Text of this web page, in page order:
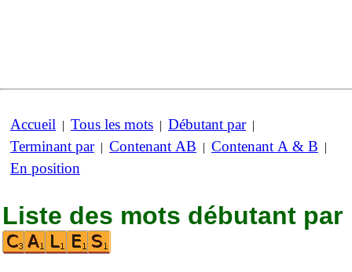
Accueil | Tous les mots | Débutant par|
Terminant par| Contenant AB | Contenant A & B |
En position
Liste des mots débutant par